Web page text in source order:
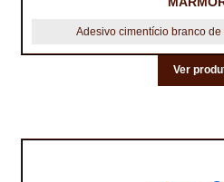
Adesivo cimentício branco
Ver